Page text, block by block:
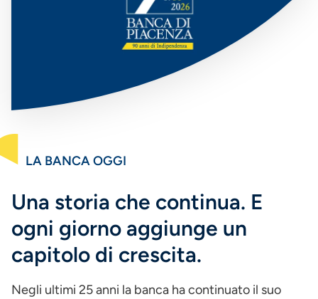
LA BANCA OGGI
Una storia che continua. E
ogni giorno aggiunge un
capitolo di crescita.
Negli ultimi 25 anni la banca ha continuato il suo